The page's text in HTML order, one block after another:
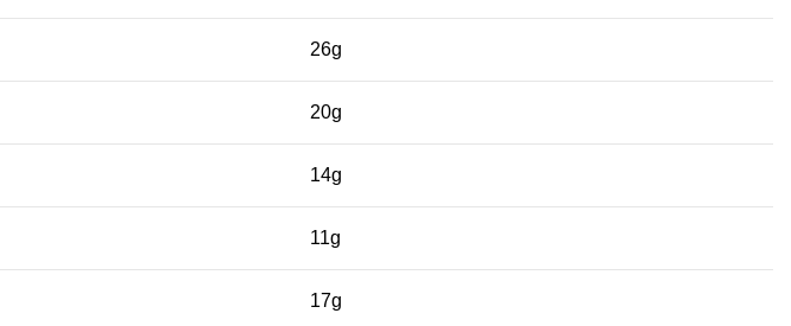
26g
20g
14g
11g
17g